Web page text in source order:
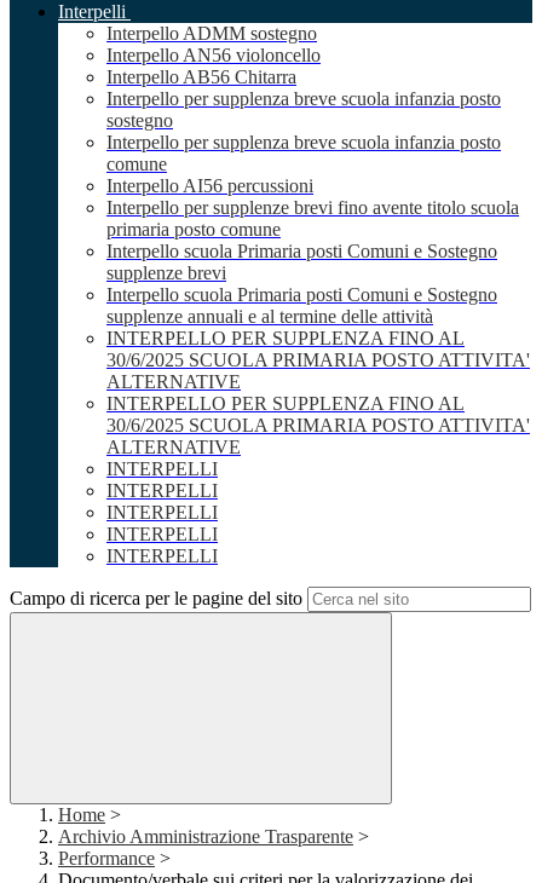
Interpelli
Interpello ADMM sostegno
Interpello AN56 violoncello
Interpello AB56 Chitarra
Interpello per supplenza breve scuola infanzia posto
sostegno
Interpello per supplenza breve scuola infanzia posto
comune
Interpello AI56 percussioni
Interpello per supplenze brevi fino avente titolo scuola
primaria posto comune
Interpello scuola Primaria posti Comuni e Sostegno
supplenze brevi
Interpello scuola Primaria posti Comuni e Sostegno
supplenze annuali e al termine delle attività
INTERPELLO PER SUPPLENZA FINO AL
30/6/2025 SCUOLA PRIMARIA POSTO ATTIVITA'
ALTERNATIVE
INTERPELLO PER SUPPLENZA FINO AL
30/6/2025 SCUOLA PRIMARIA POSTO ATTIVITA'
ALTERNATIVE
INTERPELLI
INTERPELLI
INTERPELLI
INTERPELLI
INTERPELLI
Campo di ricerca per le pagine del sito
Home >
Archivio Amministrazione Trasparente >
Performance >